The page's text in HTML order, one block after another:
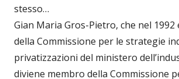
stesso…
Gian Maria Gros-Pietro, che nel
della Commissione per le strategie
privatizzazioni del ministero
diviene membro della Commissione